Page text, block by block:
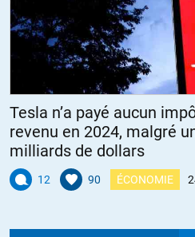
Tesla n’a payé aucun
revenu en 2024, malgré
milliards de dollars
12 90 ÉCONOMIE